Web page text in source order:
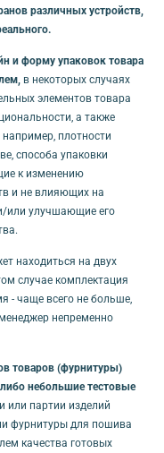
различных устройств,
и форму упаковок товара
в некоторых случаях
элементов товара
а также
плотности
способа упаковки
к изменению
и не влияющих на
или улучшающие его
находиться на двух
случае комплектация
- чаще всего не больше,
непременно
товаров (фурнитуры)
либо небольшие тестовые
или партии изделий
фурнитуры для пошива
качества готовых